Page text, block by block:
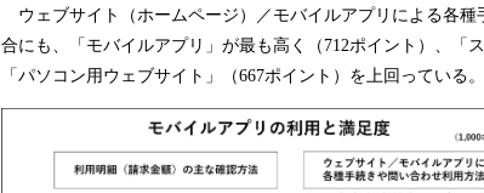
ウェブサイト（ホームページ）／モバイルアプリによる各
合にも、「モバイルアプリ」が最も高く（712ポイント）、「
「パソコン用ウェブサイト」（667ポイント）を上回っている。